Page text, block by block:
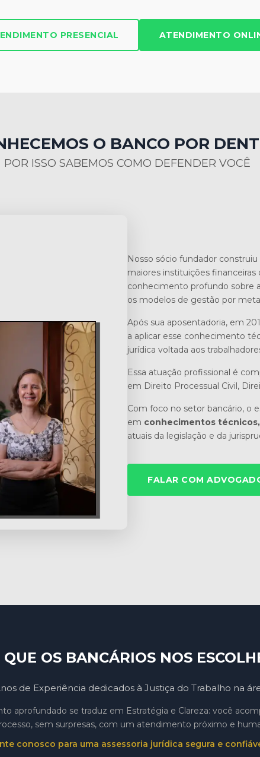
PRESENCIAL ATENDIMENTO
O BANCO POR
POR ISSO SABEMOS COMO DEFENDER VOCÊ
Nosso sócio fundador
maiores instituições financeiras
conhecimento profundo sobre
os modelos de gestão por
Após sua aposentadoria, em
a aplicar esse conhecimento
jurídica voltada aos
Essa atuação profissional é
em Direito Processual Civil,
Com foco no setor bancário, o
em conhecimentos
atuais da legislação e da
FALAR COM
QUE OS BANCÁRIOS NOS
de Experiência dedicados à Justiça do Trabalho na
aprofundado se traduz em Estratégia e Clareza: você
sem surpresas, com um atendimento próximo e
conosco para uma assessoria jurídica segura e